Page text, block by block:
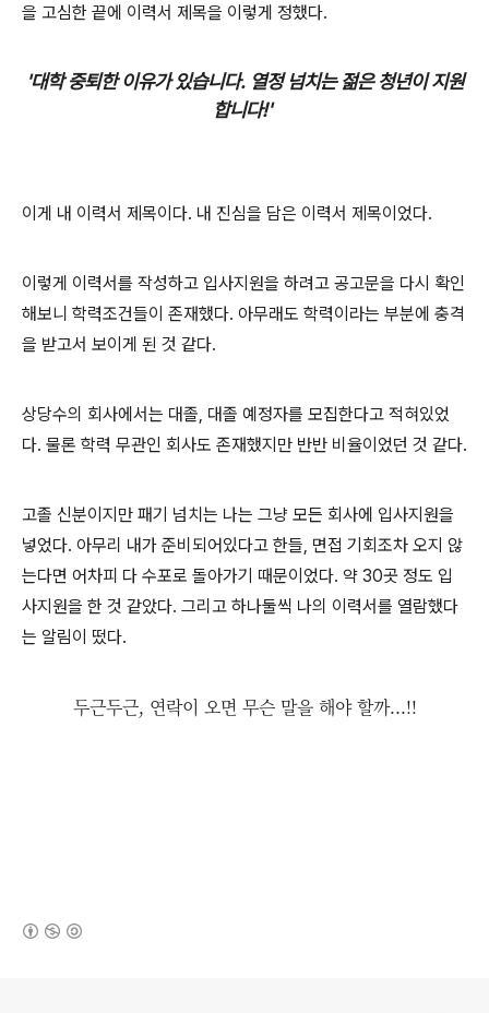
을 고심한 끝에 이력서 제목을 이렇게 정했다.
'대학 중퇴한 이유가 있습니다. 열정 넘치는 젊은 청년이 지원
합니다!'
이게 내 이력서 제목이다. 내 진심을 담은 이력서 제목이었다.
이렇게 이력서를 작성하고 입사지원을 하려고 공고문을 다시 확인
해보니 학력조건들이 존재했다. 아무래도 학력이라는 부분에 충격
을 받고서 보이게 된 것 같다.
상당수의 회사에서는 대졸, 대졸 예정자를 모집한다고 적혀있었
다. 물론 학력 무관인 회사도 존재했지만 반반 비율이었던 것 같다.
고졸 신분이지만 패기 넘치는 나는 그냥 모든 회사에 입사지원을
넣었다. 아무리 내가 준비되어있다고 한들, 면접 기회조차 오지 않
는다면 어차피 다 수포로 돌아가기 때문이었다. 약 30곳 정도 입
사지원을 한 것 같았다. 그리고 하나둘씩 나의 이력서를 열람했다
는 알림이 떴다.
두근두근, 연락이 오면 무슨 말을 해야 할까...!!